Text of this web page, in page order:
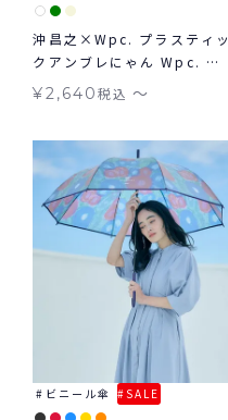
沖昌之×Wpc. プラスティッ
クアンブレにゃん Wpc. ビ
ニール傘
¥2,640税込 〜
ビニール傘 SALE